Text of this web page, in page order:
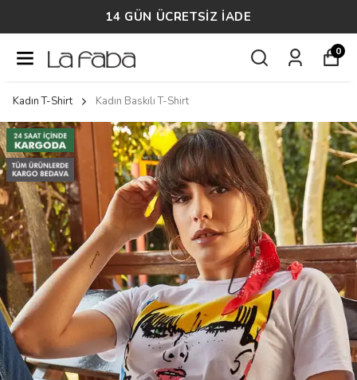
14 GÜN ÜCRETSİZ İADE
0
Kadın T-Shirt Kadın Baskılı T-Shirt